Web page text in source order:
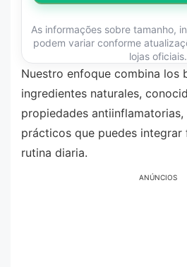
As informações sobre tamanho,
podem variar conforme
lojas oficiais.
Nuestro enfoque combina los
ingredientes naturales,
propiedades
prácticos que puedes integrar
rutina diaria.
ANÚNCIOS